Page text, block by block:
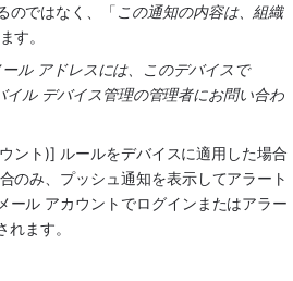
のではなく、「この通知の内容は、組織
す。
ル アドレスには、このデバイスで
ル デバイス管理の管理者にお問い合わ
ント)] ルールをデバイスに適用した場合
のみ、プッシュ通知を表示してアラート
ール アカウントでログインまたはアラー
ます。